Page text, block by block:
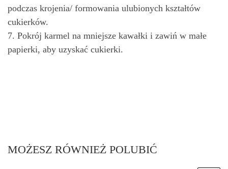
podczas krojenia/ formowania ulubionych kształtów
cukierków.
7. Pokrój karmel na mniejsze kawałki i zawiń w małe
papierki, aby uzyskać cukierki.
MOŻESZ RÓWNIEŻ POLUBIĆ